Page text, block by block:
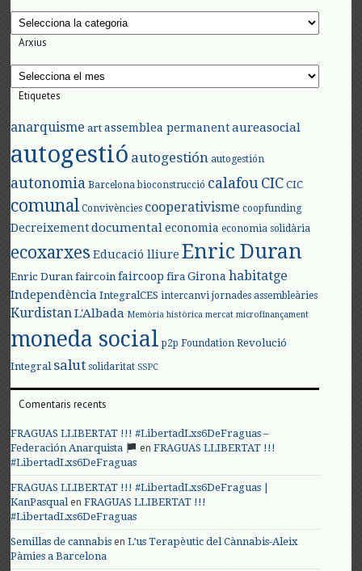
Categories
Arxius
Arxius
Etiquetes
anarquisme art assemblea permanent aureasocial
autogestió autogestión autogestión
autonomia Barcelona bioconstrucció calafouCIC CIC
comunal Convivències cooperativisme coopfunding
Decreixement documental economia economia solidària
ecoxarxes Educació lliure Enric Duran
Enric Duran faircoin faircoop fira Girona habitatge
Independència IntegralCES intercanvi jornades assembleàries
KurdistanL'Albada Memòria històrica mercat microfinançament
moneda social p2p Foundation Revolució
Integral salut solidaritat SSPC
Comentaris recents
FRAGUAS LLIBERTAT !!! #LibertadLxs6DeFraguas –
Federación Anarquista
enFRAGUAS LLIBERTAT !!!
#LibertadLxs6DeFraguas
FRAGUAS LLIBERTAT !!! #LibertadLxs6DeFraguas |
KanPasqualenFRAGUAS LLIBERTAT !!!
#LibertadLxs6DeFraguas
Semillas de cannabis enL’us Terapèutic del Cànnabis-Aleix
Pàmies a Barcelona